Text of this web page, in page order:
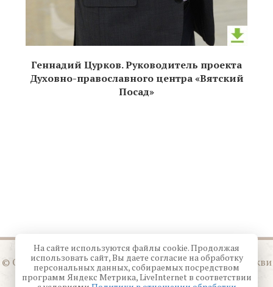
Геннадий Цурков. Руководитель проекта
Духовно-православного центра «Вятский
Посад»
© Орловская митрополия Русской Православной Церкви
Московского Патриархата
На сайте используются файлы cookie. Продолжая
использовать сайт, Вы даете согласие на обработку
персональных данных, собираемых посредством
программ Яндекс Метрика, LiveInternet в соответствии